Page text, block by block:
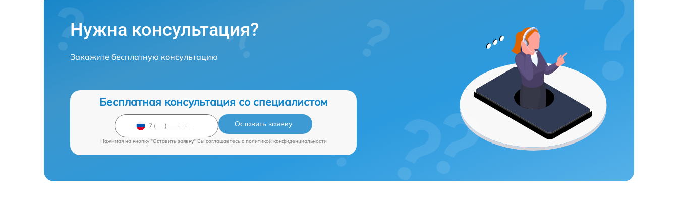
Нужна консультация?
Закажите бесплатную консультацию
Бесплатная консультация со специалистом
Оставить заявку
Нажимая на кнопку "Оставить заявку" Вы соглашаетесь c политикой конфиденциальности